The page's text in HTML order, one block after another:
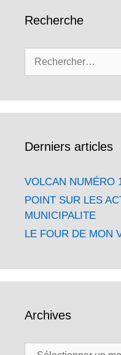
Recherche
Derniers articles
VOLCAN NUMÉRO
POINT SUR LES
MUNICIPALITE
LE FOUR DE MON
Archives
Archives